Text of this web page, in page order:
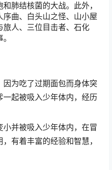
肺结核菌的大战。此外，
曲、白头山之怪、山小屋
旅人、三位目击者、石化
为吃了过期面包而身体突
起被吸入少年体内，经历
并被吸入少年体内，在冒
有着丰富的经验和智慧，